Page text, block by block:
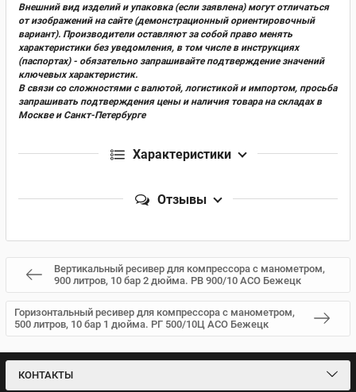
Внешний вид изделий и упаковка (если заявлена) могут отличаться
от изображений на сайте (демонстрационный ориентировочный
вариант). Производители оставляют за собой право менять
характеристики без уведомления, в том числе в инструкциях
(паспортах) - обязательно запрашивайте подтверждение значений
ключевых характеристик.
В связи со сложностями с валютой, логистикой и импортом, просьба
запрашивать подтверждения цены и наличия товара на складах в
Москве и Санкт-Петербурге
Характеристики
Отзывы
Вертикальный ресивер для компрессора с манометром,
900 литров, 10 бар 2 дюйма. РВ 900/10 АСО Бежецк
Горизонтальный ресивер для компрессора с манометром,
500 литров, 10 бар 1 дюйма. РГ 500/10Ц АСО Бежецк
КОНТАКТЫ